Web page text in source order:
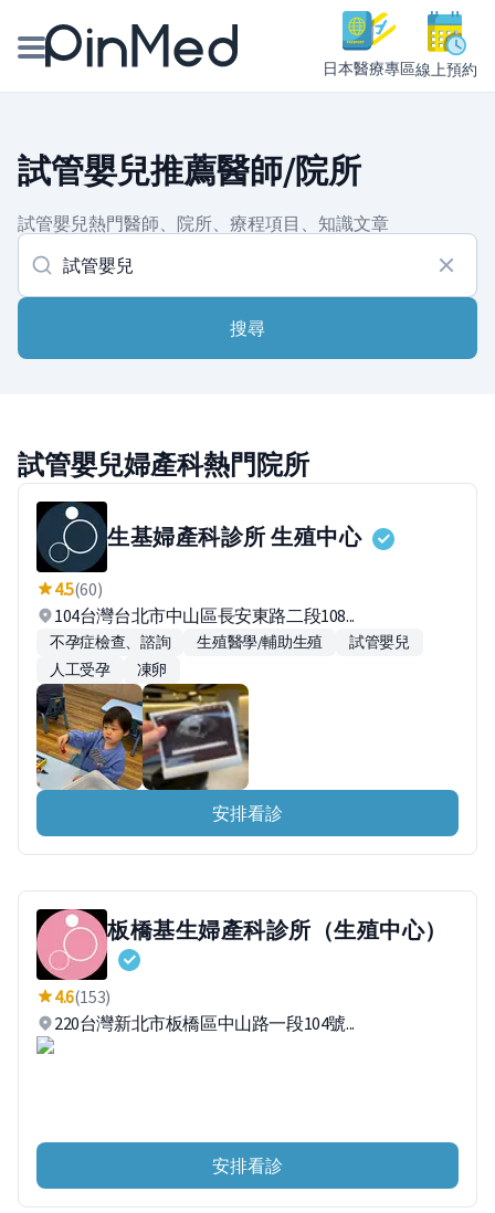
日本醫療專區線上預約
醫師專欄專訪
健康主題館
我是醫療人員
試管嬰兒推薦醫師/院所
試管嬰兒熱門醫師、院所、療程項目、知識文章
搜尋
試管嬰兒婦產科熱門院所
生基婦產科診所 生殖中心
4.5(60)
104台灣台北市中山區長安東路二段108...
不孕症檢查、諮詢 生殖醫學/輔助生殖
試管嬰兒
人工受孕
凍卵
安排看診
板橋基生婦產科診所（生殖中心）
4.6(153)
220台灣新北市板橋區中山路一段104號...
安排看診